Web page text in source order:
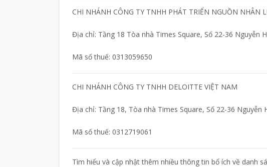
CHI NHÁNH CÔNG TY TNHH PHÁT TRIỂN NGUỒN NHÂN
Địa chỉ: Tầng 18 Tòa nhà Times Square, Số 22-36 Nguyễn
Mã số thuế: 0313059650
CHI NHÁNH CÔNG TY TNHH DELOITTE VIỆT NAM
Địa chỉ: Tầng 18, Tòa nhà Times Square, Số 22-36 Nguyễn
Mã số thuế: 0312719061
Tìm hiểu và cập nhật thêm nhiều thông tin bổ ích về danh